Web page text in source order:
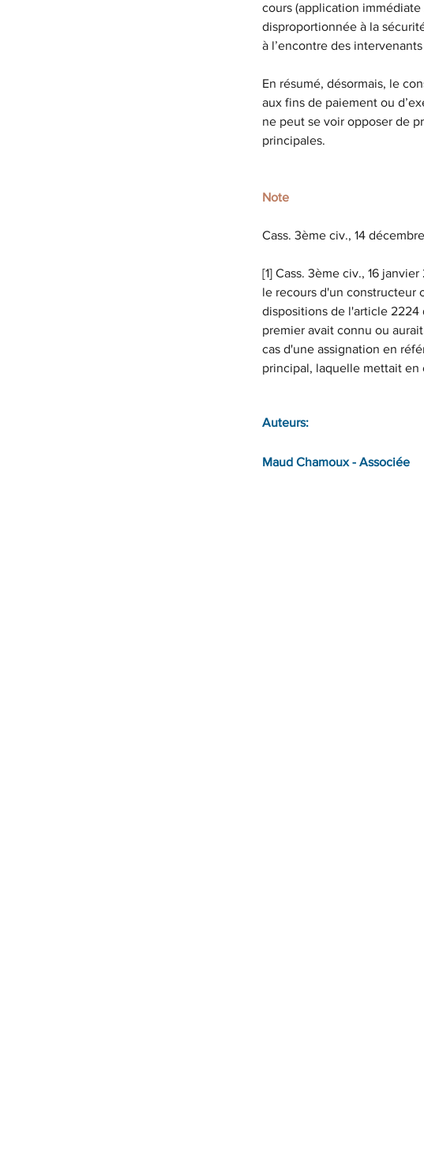
cours (application
disproportionnée à la
à l’encontre des
En résumé, désormais, le
aux fins de paiement ou
ne peut se voir opposer de
principales.
Note
Cass. 3ème civ., 14
[1] Cass. 3ème civ., 16
le recours d'un constructeur
dispositions de l'article 2224
premier avait connu ou
cas d'une assignation en
principal, laquelle mettait en
Auteurs:
Maud Chamoux - Associée